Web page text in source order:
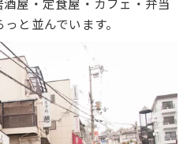
と並んでいます。